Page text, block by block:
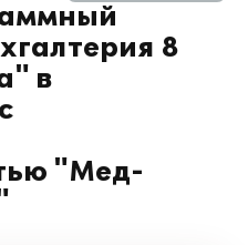
8
в
"Мед-